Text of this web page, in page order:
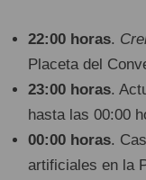
22:00 horas.
Placeta del
23:00 horas.
hasta las 00:00
00:00 horas.
artificiales en la